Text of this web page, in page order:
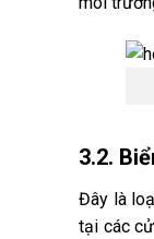
3.2.
Đây là
tại các